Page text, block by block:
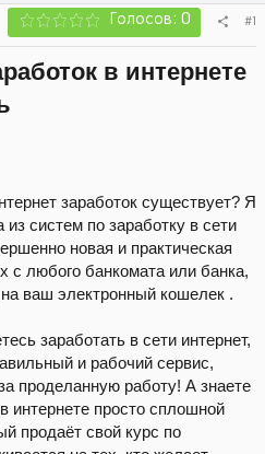
Голосов: 0 #1
в интернете
заработок существует? Я
систем по заработку в сети
новая и практическая
с любого банкомата или банка,
ваш электронный кошелек .
заработать в сети интернет,
и рабочий сервис,
проделанную работу! А знаете
интернете просто сплошной
продаёт свой курс по